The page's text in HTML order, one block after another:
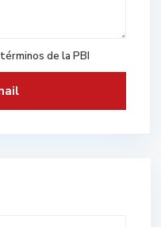
términos de la PBI